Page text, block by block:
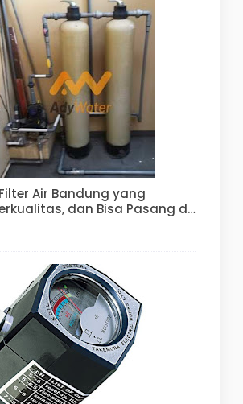
Air Bandung yang
dan Bisa Pasang di